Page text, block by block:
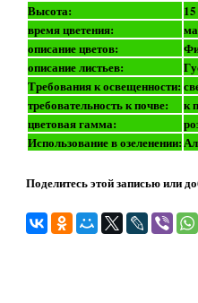
Высота:
время цветения:
описание цветов:
описание листьев:
Требования к освещенности:
требовательность к почве:
к
цветовая гамма:
Использование в озеленении:
Поделитесь этой записью или